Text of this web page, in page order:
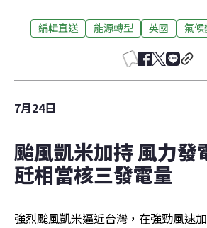
編輯直送 能源轉型 英國 氣候
7月24日
颱風凱米加持 風力發
瓩相當核三發電量
強烈颱風凱米逼近台灣，在強勁風速